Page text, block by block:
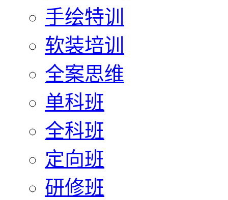
手绘特训
软装培训
全案思维
单科班
全科班
定向班
研修班